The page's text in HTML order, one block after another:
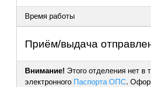
Время работы
Приём/выдача
Внимание! Этого отделения нет в
электронного Паспорта ОПС.